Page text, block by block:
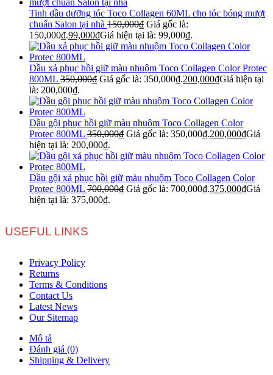
Tinh dầu dưỡng tóc Toco Collagen 60ML cho tóc bóng mượt
chuẩn Salon tại nhà 150,000₫ Giá gốc là:
150,000₫.99,000₫Giá hiện tại là: 99,000₫.
Dầu xả phục hồi giữ màu nhuộm Toco Collagen Color Protec
800ML 350,000₫ Giá gốc là: 350,000₫.200,000₫Giá hiện tại
là: 200,000₫.
Dầu gội phục hồi giữ màu nhuộm Toco Collagen Color
Protec 800ML 350,000₫ Giá gốc là: 350,000₫.200,000₫Giá
hiện tại là: 200,000₫.
Dầu gội xả phục hồi giữ màu nhuộm Toco Collagen Color
Protec 800ML 700,000₫ Giá gốc là: 700,000₫.375,000₫Giá
hiện tại là: 375,000₫.
USEFUL LINKS
Privacy Policy
Returns
Terms & Conditions
Contact Us
Latest News
Our Sitemap
Mô tả
Đánh giá (0)
Shipping & Delivery